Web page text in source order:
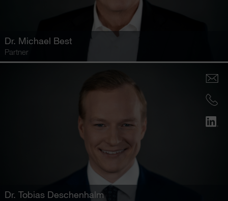
Dr. Michael Best
Partner
Dr. Tobias Deschenhalm